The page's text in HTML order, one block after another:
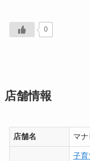
0
店舗情報
店舗名 マ
子